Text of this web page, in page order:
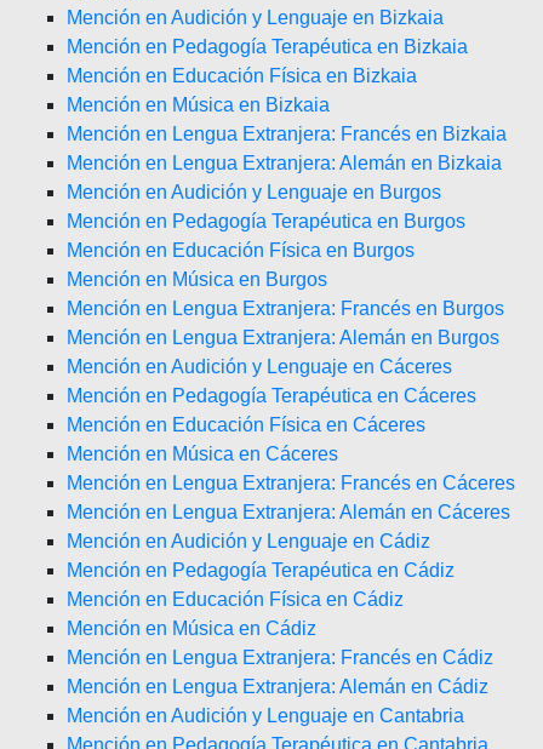
Mención en Audición y Lenguaje en Bizkaia
Mención en Pedagogía Terapéutica en Bizkaia
Mención en Educación Física en Bizkaia
Mención en Música en Bizkaia
Mención en Lengua Extranjera: Francés en Bizkaia
Mención en Lengua Extranjera: Alemán en Bizkaia
Mención en Audición y Lenguaje en Burgos
Mención en Pedagogía Terapéutica en Burgos
Mención en Educación Física en Burgos
Mención en Música en Burgos
Mención en Lengua Extranjera: Francés en Burgos
Mención en Lengua Extranjera: Alemán en Burgos
Mención en Audición y Lenguaje en Cáceres
Mención en Pedagogía Terapéutica en Cáceres
Mención en Educación Física en Cáceres
Mención en Música en Cáceres
Mención en Lengua Extranjera: Francés en Cáceres
Mención en Lengua Extranjera: Alemán en Cáceres
Mención en Audición y Lenguaje en Cádiz
Mención en Pedagogía Terapéutica en Cádiz
Mención en Educación Física en Cádiz
Mención en Música en Cádiz
Mención en Lengua Extranjera: Francés en Cádiz
Mención en Lengua Extranjera: Alemán en Cádiz
Mención en Audición y Lenguaje en Cantabria
Mención en Pedagogía Terapéutica en Cantabria